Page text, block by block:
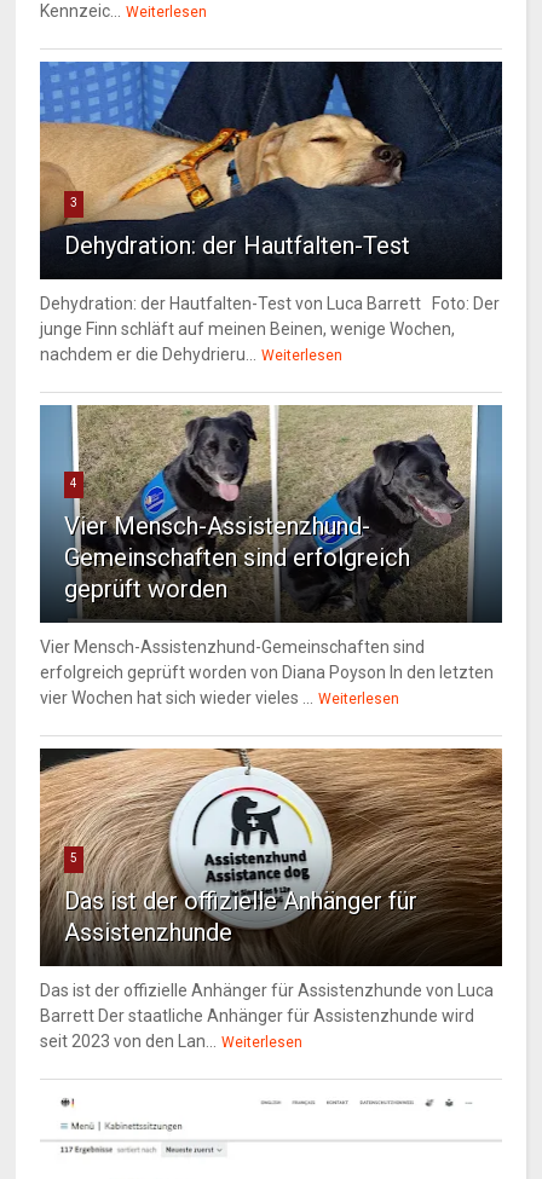
Kennzeic... Weiterlesen
3
Dehydration: der Hautfalten-Test
Dehydration: der Hautfalten-Test von Luca Barrett Foto: Der
junge Finn schläft auf meinen Beinen, wenige Wochen,
nachdem er die Dehydrieru... Weiterlesen
4
Vier Mensch-Assistenzhund-
Gemeinschaften sind erfolgreich
geprüft worden
Vier Mensch-Assistenzhund-Gemeinschaften sind
erfolgreich geprüft worden von Diana Poyson In den letzten
vier Wochen hat sich wieder vieles ... Weiterlesen
5
Das ist der offizielle Anhänger für
Assistenzhunde
Das ist der offizielle Anhänger für Assistenzhunde von Luca
Barrett Der staatliche Anhänger für Assistenzhunde wird
seit 2023 von den Lan... Weiterlesen